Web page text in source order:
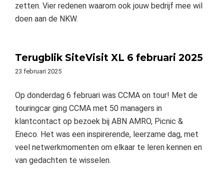
zetten. Vier redenen waarom ook jouw bedrijf mee wil
doen aan de NKW.
Terugblik SiteVisit XL 6 februari 2025
23 februari 2025
Op donderdag 6 februari was CCMA on tour! Met de
touringcar ging CCMA met 50 managers in
klantcontact op bezoek bij ABN AMRO, Picnic &
Eneco. Het was een inspirerende, leerzame dag, met
veel netwerkmomenten om elkaar te leren kennen en
van gedachten te wisselen.